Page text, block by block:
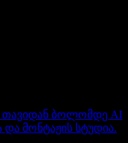
თავიდან ბოლომდე AI
მონტაჟის სტუდია.